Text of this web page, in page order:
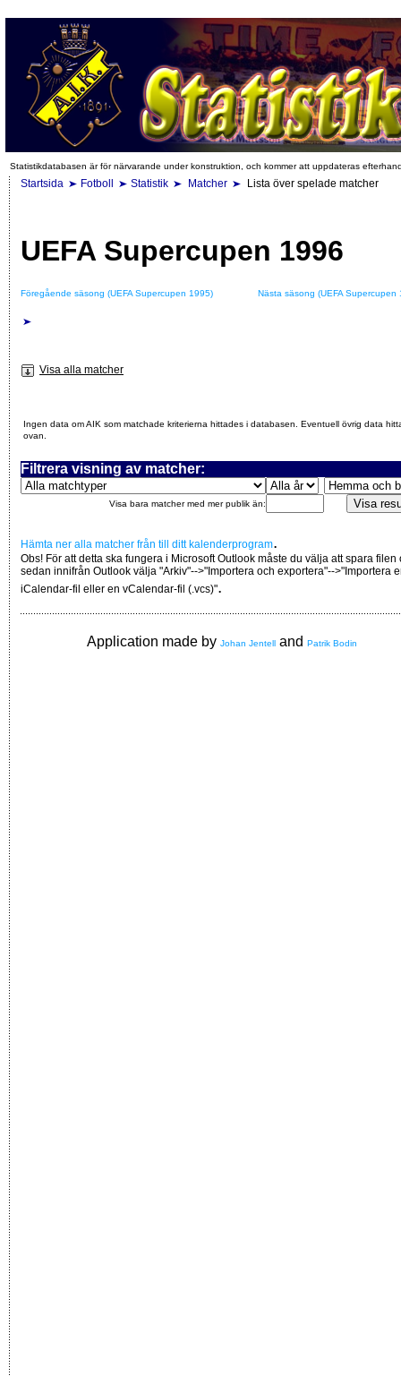
Statistikdatabasen är för närvarande under konstruktion, och kommer att uppdateras
Startsida Fotboll Statistik Matcher Lista över spelade matcher
UEFA Supercupen 1996
Föregående säsong (UEFA Supercupen 1995) Nästa säsong (UEFA Supercupen
Visa alla matcher
Ingen data om AIK som matchade kriterierna hittades i databasen. Eventuell övrig data
ovan.
Filtrera visning av matcher:
Visa bara matcher med mer publik än:
Hämta ner alla matcher från till ditt kalenderprogram.
Obs! För att detta ska fungera i Microsoft Outlook måste du välja att spara filen
sedan innifrån Outlook välja "Arkiv"-->"Importera och exportera"-->"Importera
iCalendar-fil eller en vCalendar-fil (.vcs)".
Application made by Johan Jentell and Patrik Bodin